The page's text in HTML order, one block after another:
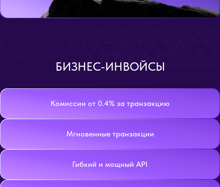
БИЗНЕС-ИНВОЙСЫ
Комиссии от 0.4% за транзакцию
Мгновенные транзакции
Гибкий и мощный API